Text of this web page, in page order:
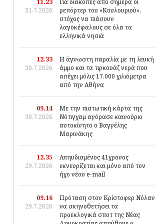
31.7.2026
ρεπόρτερ του «Κουλουριού»,
στόχος να πιάσουν
λαγοκέφαλους σε όλα τα
ελληνικά νησιά
12.33
30.7.2026
Η άγνωστη παραλία με τη λευκή
άμμο και τα τιρκουάζ νερά που
απέχει μόλις 17.000 χιλιόμετρα
από την Αθήνα
09.14
30.7.2026
Με την πιστωτική κάρτα της
Νότιγχαμ αγόρασε καινούριο
αυτοκίνητο ο Βαγγέλης
Μαρινάκης
12.35
29.7.2026
Απηυδισμένος 41χρονος
εκνευρίζεται και μόνο από τον
ήχο νέου e-mail
09.16
29.7.2026
Πρόταση στον Κρίστοφερ Νόλαν
να σκηνοθετήσει τα
προεκλογικά σποτ της Νέας